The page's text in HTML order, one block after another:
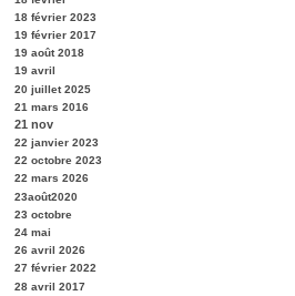
18 février 2023
19 février 2017
19 août 2018
19 avril
20 juillet 2025
21 mars 2016
21 nov
22 janvier 2023
22 octobre 2023
22 mars 2026
23août2020
23 octobre
24 mai
26 avril 2026
27 février 2022
28 avril 2017